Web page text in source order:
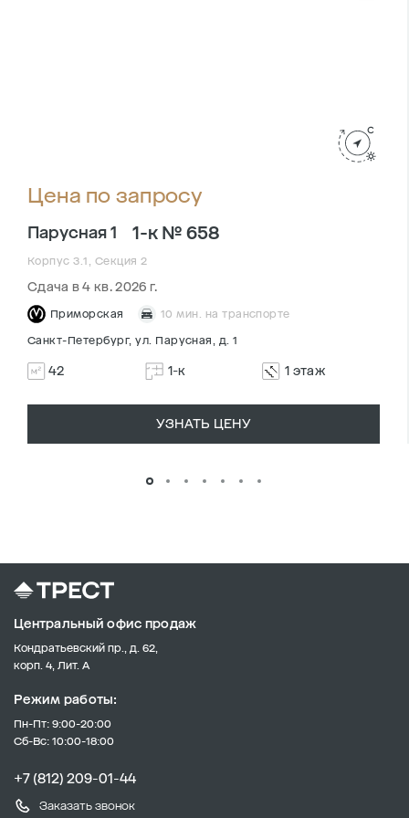
Цена по запросу
Парусная 1 1-к № 658
Корпус 3.1, Секция 2
Сдача в 4 кв. 2026 г.
Приморская 10 мин. на транспорте
Санкт-Петербург, ул. Парусная, д. 1
42 1-к 1 этаж
УЗНАТЬ ЦЕНУ
Центральный офис продаж
Кондратьевский пр., д. 62,
корп. 4, Лит. А
Режим работы:
Пн-Пт: 9:00-20:00
Сб-Вс: 10:00-18:00
+7 (812) 209-01-44
Заказать звонок